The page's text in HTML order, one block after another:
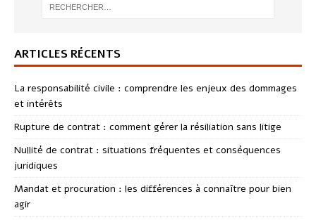
ARTICLES RÉCENTS
La responsabilité civile : comprendre les enjeux des dommages
et intérêts
Rupture de contrat : comment gérer la résiliation sans litige
Nullité de contrat : situations fréquentes et conséquences
juridiques
Mandat et procuration : les différences à connaître pour bien
agir